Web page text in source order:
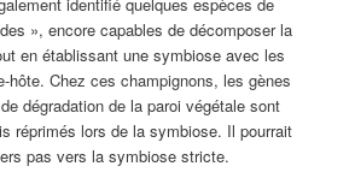
identifié quelques espèces de
», encore capables de décomposer la
en établissant une symbiose avec les
hôte. Chez ces champignons, les gènes
dégradation de la paroi végétale sont
réprimés lors de la symbiose. Il pourrait
pas vers la symbiose stricte.